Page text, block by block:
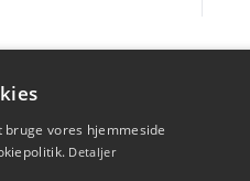
vores hjemmeside
Detaljer